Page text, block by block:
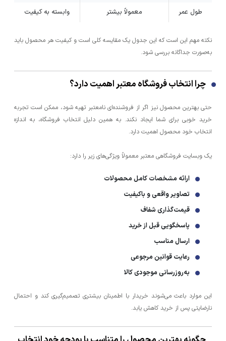
طول عمر
معمولاً بیشتر وابسته به کیفیت
نکته مهم این است که این جدول یک مقایسه کلی است و کیفیت هر محصول باید
به‌صورت جداگانه بررسی شود.
چرا انتخاب فروشگاه معتبر اهمیت دارد؟
حتی بهترین محصول نیز اگر از فروشنده‌ای نامعتبر تهیه شود، ممکن است تجربه
خرید خوبی برای شما ایجاد نکند. به همین دلیل انتخاب فروشگاه، به اندازه
انتخاب خود محصول اهمیت دارد.
یک وبسایت فروشگاهی معتبر معمولاً ویژگی‌های زیر را دارد:
ارائه مشخصات کامل محصولات
تصاویر واقعی و باکیفیت
قیمت‌گذاری شفاف
پاسخگویی قبل از خرید
ارسال مناسب
رعایت قوانین مرجوعی
به‌روزرسانی موجودی کالا
این موارد باعث می‌شوند خریدار با اطمینان بیشتری تصمیم‌گیری کند و احتمال
نارضایتی پس از خرید کاهش یابد.